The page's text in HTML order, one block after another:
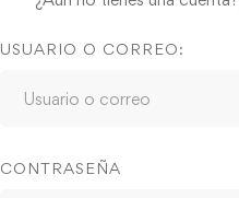
USUARIO O CORREO:
CONTRASEÑA